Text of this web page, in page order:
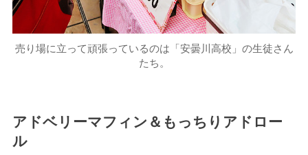
売り場に立って頑張っているのは「安曇川高校」の生徒さん
たち。
アドベリーマフィン＆もっちりアドロー
ル